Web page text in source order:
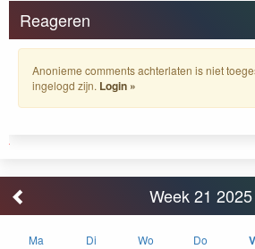
Reageren
Anonieme comments achterlaten is niet
ingelogd zijn. Login »
Week 21 2025
Ma Di Wo Do